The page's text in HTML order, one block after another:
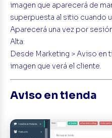
imagen que aparecerá de
superpuesta al sitio cuando
Aparecerá una vez por
Alta:
Desde Marketing > Aviso en
imagen que verá el cliente.
Aviso en tienda